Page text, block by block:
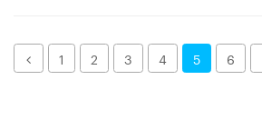
Назад1 2 3 4 5 6